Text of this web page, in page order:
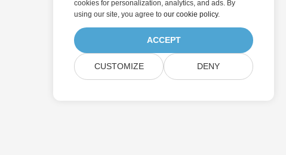
cookies for personalization, analytics, and ads. By
using our site, you agree to our cookie policy.
ACCEPT
CUSTOMIZE DENY